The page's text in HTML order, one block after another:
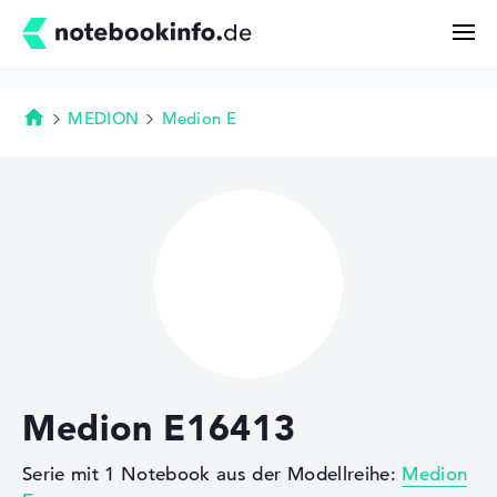
Deals
Merkzettel
Startseite
MEDION Medion E
Medion E16413
Serie mit 1 Notebook aus der Modellreihe: Medion